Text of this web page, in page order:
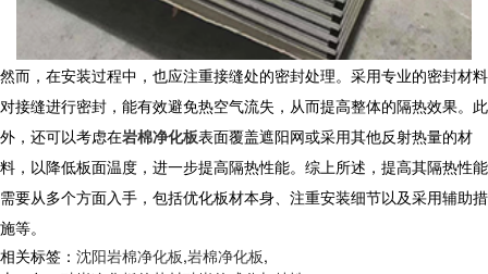
然而，在安装过程中，也应注重接缝处的密封处理。采用专业的密封材料
对接缝进行密封，能有效避免热空气流失，从而提高整体的隔热效果。此
外，还可以考虑在岩棉净化板表面覆盖遮阳网或采用其他反射热量的材
料，以降低板面温度，进一步提高隔热性能。综上所述，提高其隔热性能
需要从多个方面入手，包括优化板材本身、注重安装细节以及采用辅助措
施等。
相关标签： 沈阳岩棉净化板,岩棉净化板,